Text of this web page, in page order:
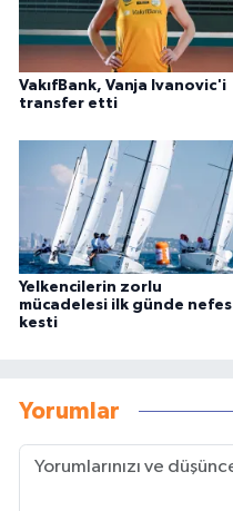
VakıfBank, Vanja Ivanovic'i
transfer etti
Yelkencilerin zorlu
mücadelesi ilk günde nefes
kesti
Yorumlar